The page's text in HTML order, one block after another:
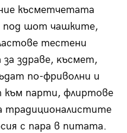
късметчетата
под шот чашките,
тестени
здpaвe, ĸъcмeт,
по-фриволни и
към парти, флиртове
традиционалистите
с пара в питата.